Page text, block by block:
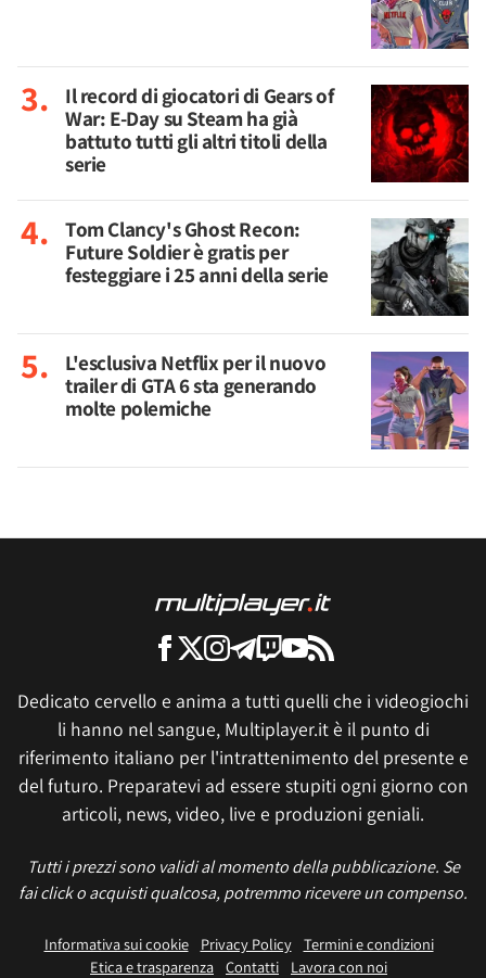
Il record di giocatori di Gears of
War: E-Day su Steam ha già
battuto tutti gli altri titoli della
serie
Tom Clancy's Ghost Recon:
Future Soldier è gratis per
festeggiare i 25 anni della serie
L'esclusiva Netflix per il nuovo
trailer di GTA 6 sta generando
molte polemiche
Dedicato cervello e anima a tutti quelli che i videogiochi
li hanno nel sangue, Multiplayer.it è il punto di
riferimento italiano per l'intrattenimento del presente e
del futuro. Preparatevi ad essere stupiti ogni giorno con
articoli, news, video, live e produzioni geniali.
Tutti i prezzi sono validi al momento della pubblicazione. Se
fai click o acquisti qualcosa, potremmo ricevere un compenso.
Informativa sui cookie Privacy Policy
Termini e condizioni
Etica e trasparenza Contatti Lavora con noi